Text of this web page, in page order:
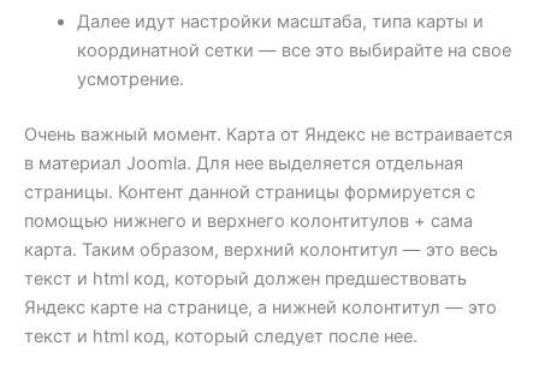
Далее идут настройки масштаба, типа карты и
координатной сетки — все это выбирайте на свое
усмотрение.
Очень важный момент. Карта от Яндекс не встраивается
в материал Joomla. Для нее выделяется отдельная
страницы. Контент данной страницы формируется с
помощью нижнего и верхнего колонтитулов + сама
карта. Таким образом, верхний колонтитул — это весь
текст и html код, который должен предшествовать
Яндекс карте на странице, а нижней колонтитул — это
текст и html код, который следует после нее.